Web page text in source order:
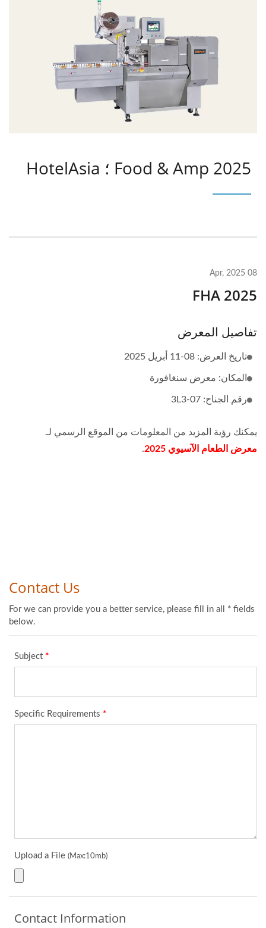
2025 Food & Amp ؛ HotelAsia
08 Apr, 2025
2025 FHA
تفاصيل المعرض
تاريخ العرض: 08-11 أبريل 2025
المكان: معرض سنغافورة
رقم الجناح: 3L3-07
يمكنك رؤية المزيد من المعلومات من الموقع الرسمي لـ
معرض الطعام الآسيوي 2025
.